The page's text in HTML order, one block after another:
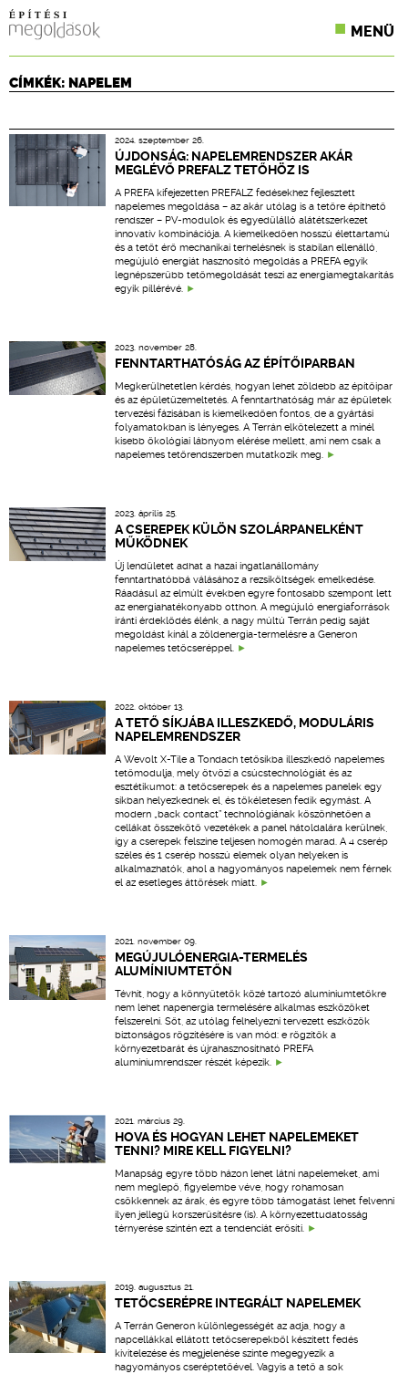
MENÜ
CPR TERMÉKKIÍRÁS
ÉPÍTÉSI JOG
ONLINE KÉPZÉSEK
TERVEZÉSI SEGÉDLETEK
CÍMKÉK: NAPELEM
2024. szeptember 26.
ÚJDONSÁG: NAPELEMRENDSZER AKÁR
MEGLÉVŐ PREFALZ TETŐHÖZ IS
A PREFA kifejezetten PREFALZ fedésekhez fejlesztett
napelemes megoldása – az akár utólag is a tetőre építhető
rendszer – PV-modulok és egyedülálló alátétszerkezet
innovatív kombinációja. A kiemelkedően hosszú élettartamú
és a tetőt érő mechanikai terhelésnek is stabilan ellenálló,
megújuló energiát hasznosító megoldás a PREFA egyik
legnépszerűbb tetőmegoldását teszi az energiamegtakarítás
egyik pillérévé.
2023. november 28.
FENNTARTHATÓSÁG AZ ÉPÍTŐIPARBAN
Megkerülhetetlen kérdés, hogyan lehet zöldebb az építőipar
és az épületüzemeltetés. A fenntarthatóság már az épületek
tervezési fázisában is kiemelkedően fontos, de a gyártási
folyamatokban is lényeges. A Terrán elkötelezett a minél
kisebb ökológiai lábnyom elérése mellett, ami nem csak a
napelemes tetőrendszerben mutatkozik meg.
2023. április 25.
A CSEREPEK KÜLÖN SZOLÁRPANELKÉNT
MŰKÖDNEK
Új lendületet adhat a hazai ingatlanállomány
fenntarthatóbbá válásához a rezsiköltségek emelkedése.
Ráadásul az elmúlt években egyre fontosabb szempont lett
az energiahatékonyabb otthon. A megújuló energiaforrások
iránti érdeklődés élénk, a nagy múltú Terrán pedig saját
megoldást kínál a zöldenergia-termelésre a Generon
napelemes tetőcseréppel.
2022. október 13.
A TETŐ SÍKJÁBA ILLESZKEDŐ, MODULÁRIS
NAPELEMRENDSZER
A Wevolt X-Tile a Tondach tetősíkba illeszkedő napelemes
tetőmodulja, mely ötvözi a csúcstechnológiát és az
esztétikumot: a tetőcserepek és a napelemes panelek egy
síkban helyezkednek el, és tökéletesen fedik egymást. A
modern „back contact” technológiának köszönhetően a
cellákat összekötő vezetékek a panel hátoldalára kerülnek,
így a cserepek felszíne teljesen homogén marad. A 4 cserép
széles és 1 cserép hosszú elemek olyan helyeken is
alkalmazhatók, ahol a hagyományos napelemek nem férnek
el az esetleges áttörések miatt.
2021. november 09.
MEGÚJULÓENERGIA-TERMELÉS
ALUMÍNIUMTETŐN
Tévhit, hogy a könnyűtetők közé tartozó alumíniumtetőkre
nem lehet napenergia termelésére alkalmas eszközöket
felszerelni. Sőt, az utólag felhelyezni tervezett eszközök
biztonságos rögzítésére is van mód: e rögzítők a
környezetbarát és újrahasznosítható PREFA
alumíniumrendszer részét képezik.
2021. március 29.
HOVA ÉS HOGYAN LEHET NAPELEMEKET
TENNI? MIRE KELL FIGYELNI?
Manapság egyre több házon lehet látni napelemeket, ami
nem meglepő, figyelembe véve, hogy rohamosan
csökkennek az árak, és egyre több támogatást lehet felvenni
ilyen jellegű korszerűsítésre (is). A környezettudatosság
térnyerése szintén ezt a tendenciát erősíti.
2019. augusztus 21.
TETŐCSERÉPRE INTEGRÁLT NAPELEMEK
A Terrán Generon különlegességét az adja, hogy a
napcellákkal ellátott tetőcserepekből készített fedés
kivitelezése és megjelenése szinte megegyezik a
hagyományos cseréptetőével. Vagyis a tető a sok